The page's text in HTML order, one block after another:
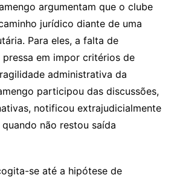
argumentam que o clube
jurídico diante de uma
Para eles, a falta de
em impor critérios de
administrativa da
participou das discussões,
notificou extrajudicialmente
não restou saída
se até a hipótese de